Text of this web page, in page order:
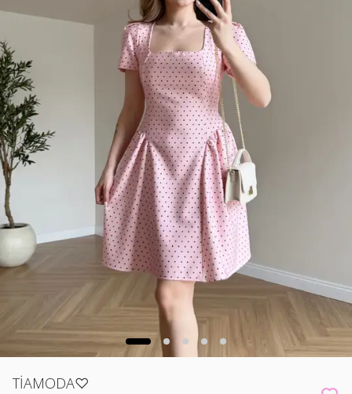
TİAMODA♡